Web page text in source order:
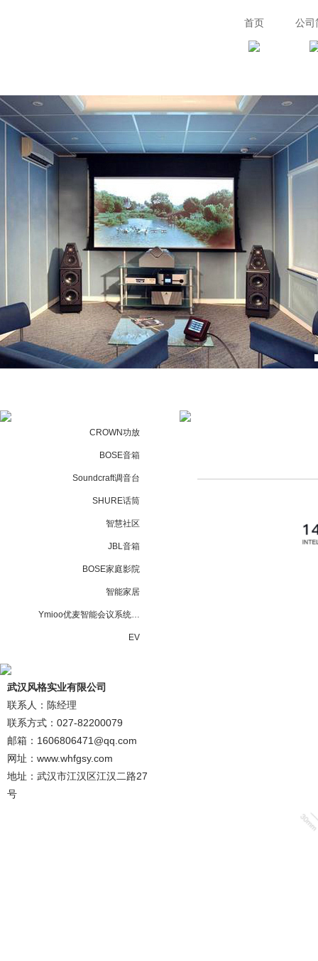
首页 公司
CROWN功放
BOSE音箱
Soundcraft调音台
SHURE话筒
智慧社区
JBL音箱
BOSE家庭影院
智能家居
Ymioo优麦智能会议系统…
EV
武汉风格实业有限公司
联系人：陈经理
联系方式：027-82200079
邮箱：1606806471@qq.com
网址：www.whfgsy.com
地址：武汉市江汉区江汉二路27
号